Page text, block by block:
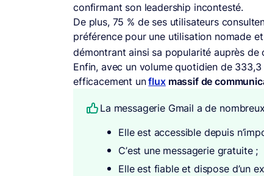
confirmant son leadership incontesté.
De plus, 75 % de ses utilisateurs
préférence pour une utilisation nomade
démontrant ainsi sa popularité auprès de
Enfin, avec un volume quotidien de
efficacement unfluxmassif de
La messagerie Gmail a de
Elle est accessible depuis
C’est une messagerie gratuite ;
Elle est fiable et dispose d’un